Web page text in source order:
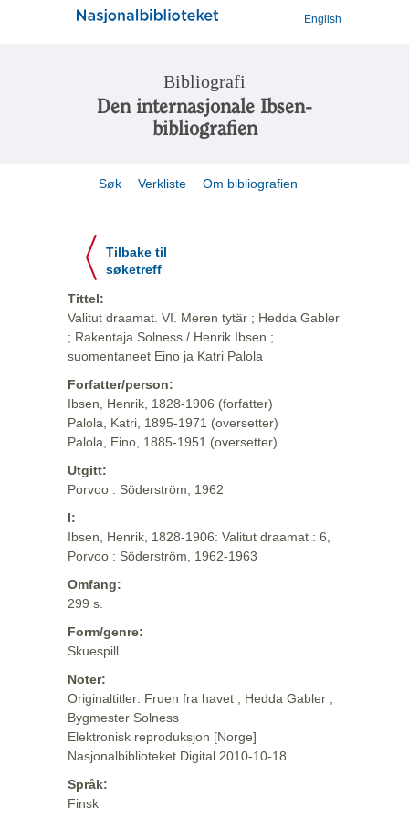
English
Bibliografi
Den internasjonale Ibsen-
bibliografien
Søk Verkliste Om bibliografien
Tilbake til
søketreff
Tittel:
Valitut draamat. VI. Meren tytär ; Hedda Gabler
; Rakentaja Solness / Henrik Ibsen ;
suomentaneet Eino ja Katri Palola
Forfatter/person:
Ibsen, Henrik, 1828-1906 (forfatter)
Palola, Katri, 1895-1971 (oversetter)
Palola, Eino, 1885-1951 (oversetter)
Utgitt:
Porvoo : Söderström, 1962
I:
Ibsen, Henrik, 1828-1906: Valitut draamat : 6,
Porvoo : Söderström, 1962-1963
Omfang:
299 s.
Form/genre:
Skuespill
Noter:
Originaltitler: Fruen fra havet ; Hedda Gabler ;
Bygmester Solness
Elektronisk reproduksjon [Norge]
Nasjonalbiblioteket Digital 2010-10-18
Språk:
Finsk